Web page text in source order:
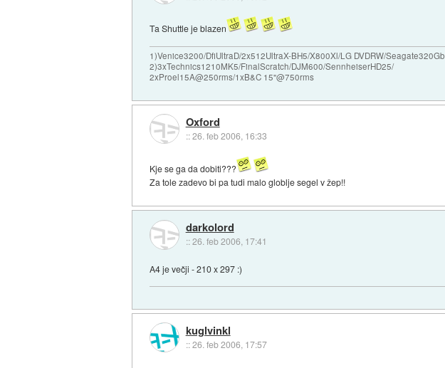
Ta Shuttle je blazen
1)Venice3200/DfiUltraD/2x512UltraX-BH5/X800Xl/LG DVDRW/Seagate320Gb
2)3xTechnics1210MK5/FinalScratch/DJM600/SennheiserHD25/
2xProel15A@250rms/1xB&C 15"@750rms
Oxford
::26. feb 2006, 16:33
Kje se ga da dobiti???
Za tole zadevo bi pa tudi malo globlje segel v žep!!
darkolord
::26. feb 2006, 17:41
A4 je večji - 210 x 297 :)
kuglvinkl
::26. feb 2006, 17:57